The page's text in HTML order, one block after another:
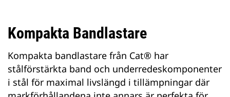
Kompakta Bandlastare
Kompakta bandlastare från Cat® har
stålförstärkta band och underredeskomponenter
i stål för maximal livslängd i tillämpningar där